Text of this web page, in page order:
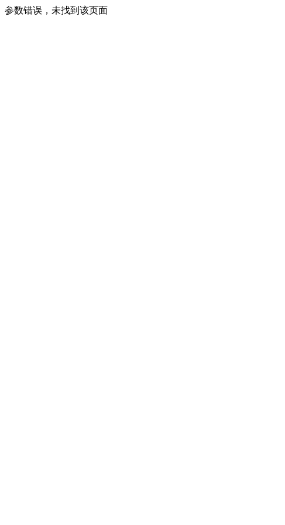
参数错误，未找到该页面